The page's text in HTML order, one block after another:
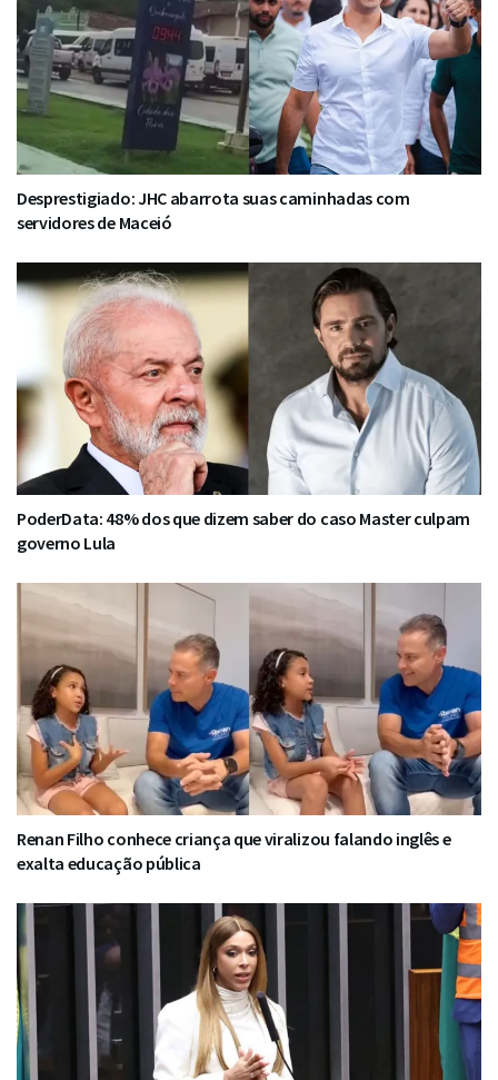
Desprestigiado: JHC abarrota suas caminhadas com
servidores de Maceió
PoderData: 48% dos que dizem saber do caso Master culpam
governo Lula
Renan Filho conhece criança que viralizou falando inglês e
exalta educação pública